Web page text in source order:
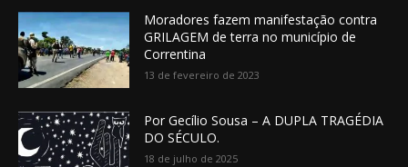
Moradores fazem manifestação contra
GRILAGEM de terra no município de
Correntina
13 de fevereiro de 2023
Por Gecílio Sousa – A DUPLA TRAGÉDIA
DO SÉCULO.
18 de julho de 2025